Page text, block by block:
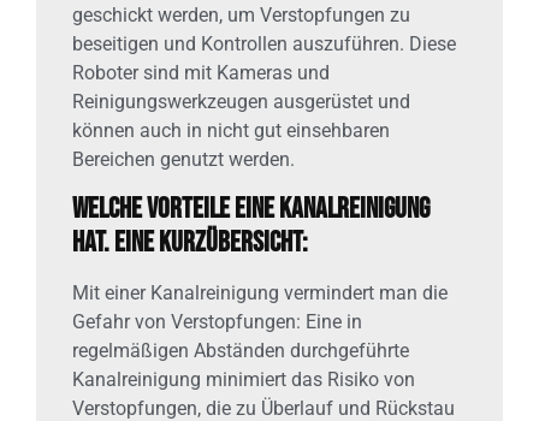
geschickt werden, um Verstopfungen zu
beseitigen und Kontrollen auszuführen. Diese
Roboter sind mit Kameras und
Reinigungswerkzeugen ausgerüstet und
können auch in nicht gut einsehbaren
Bereichen genutzt werden.
Welche Vorteile eine Kanalreinigung
hat. Eine Kurzübersicht:
Mit einer Kanalreinigung vermindert man die
Gefahr von Verstopfungen: Eine in
regelmäßigen Abständen durchgeführte
Kanalreinigung minimiert das Risiko von
Verstopfungen, die zu Überlauf und Rückstau